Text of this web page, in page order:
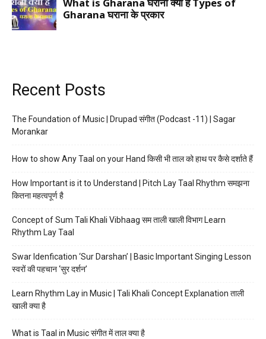
Recent Posts
The Foundation of Music | Drupad संगीत (Podcast -11) | Sagar
Morankar
How to show Any Taal on your Hand किसी भी ताल को हाथ पर कैसे दर्शाते हैं
How Important is it to Understand | Pitch Lay Taal Rhythm समझना
कितना महत्वपूर्ण है
Concept of Sum Tali Khali Vibhaag सम ताली खाली विभाग Learn
Rhythm Lay Taal
Swar Idenfication ‘Sur Darshan’ | Basic Important Singing Lesson
स्वरों की पहचान ‘सुर दर्शन’
Learn Rhythm Lay in Music | Tali Khali Concept Explanation ताली
खाली क्या है
What is Taal in Music संगीत में ताल क्या है